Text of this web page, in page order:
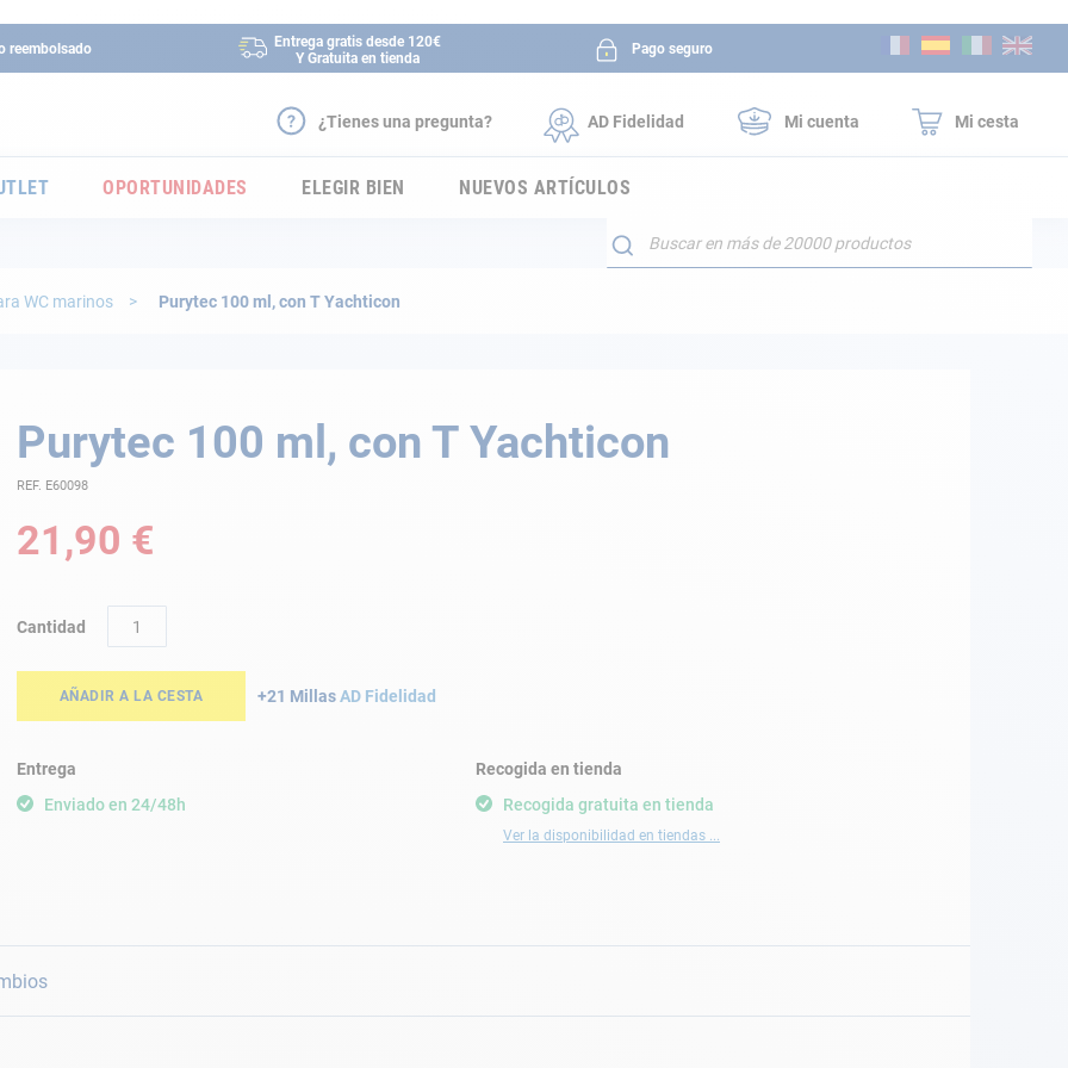
reembolsado
Entrega gratis desde 120€
Y Gratuita en tienda
Pago seguro
¿Tienes una pregunta? AD Fidelidad Mi cuenta Mi cesta
OPORTUNIDADES ELEGIR BIEN NUEVOS ARTÍCULOS
Buscar
WC marinos Purytec 100 ml, con T Yachticon
Purytec 100 ml, con T Yachticon
REF. E60098
21,90 €
Cantidad
AÑADIR A LA CESTA +21 MillasAD Fidelidad
Entrega
Enviado en 24/48h
Recogida gratuita en tienda
Ver la disponibilidad en tiendas ...
Recogida en tienda